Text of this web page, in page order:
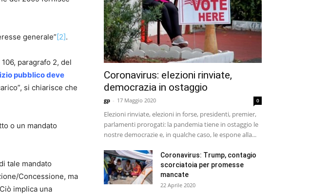
generale”[2].
paragrafo 2, del
pubblico deve
si chiarisce che
o un mandato
tale mandato
Concessione, ma
implica una
Coronavirus: elezioni rinviate,
democrazia in ostaggio
gp - 17 Maggio 2020 0
Elezioni rinviate, elezioni in forse, presidenti, premier,
parlamenti prorogati: la pandemia tiene in ostaggio le
nostre democrazie e, in qualche caso, le espone alla...
Coronavirus: Trump, contagio
scorciatoia per promesse
mancate
22 Aprile 2020